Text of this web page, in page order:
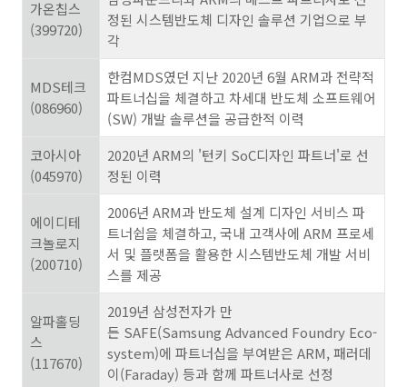
가온칩스
(399720)
정된 시스템반도체 디자인 솔루션 기업으로 부
각
MDS테크
(086960)
한컴MDS였던 지난 2020년 6월 ARM과 전략적
파트너십을 체결하고 차세대 반도체 소프트웨어
(SW) 개발 솔루션을 공급한적 이력
코아시아
(045970)
2020년 ARM의 '턴키 SoC디자인 파트너'로 선
정된 이력
에이디테
크놀로지
(200710)
2006년 ARM과 반도체 설계 디자인 서비스 파
트너쉽을 체결하고, 국내 고객사에 ARM 프로세
서 및 플랫폼을 활용한 시스템반도체 개발 서비
스를 제공
알파홀딩
스
(117670)
2019년 삼성전자가 만
든 SAFE(Samsung Advanced Foundry Eco-
system)에 파트너십을 부여받은 ARM, 패러데
이(Faraday) 등과 함께 파트너사로 선정